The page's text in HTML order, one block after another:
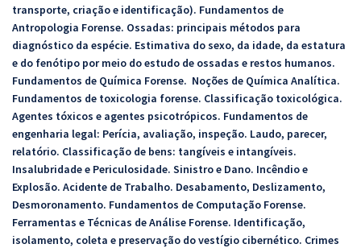
transporte, criação e identificação). Fundamentos de
Antropologia Forense. Ossadas: principais métodos para
diagnóstico da espécie. Estimativa do sexo, da idade, da estatura
e do fenótipo por meio do estudo de ossadas e restos humanos.
Fundamentos de Química Forense. Noções de Química Analítica.
Fundamentos de toxicologia forense. Classificação toxicológica.
Agentes tóxicos e agentes psicotrópicos. Fundamentos de
engenharia legal: Perícia, avaliação, inspeção. Laudo, parecer,
relatório. Classificação de bens: tangíveis e intangíveis.
Insalubridade e Periculosidade. Sinistro e Dano. Incêndio e
Explosão. Acidente de Trabalho. Desabamento, Deslizamento,
Desmoronamento. Fundamentos de Computação Forense.
Ferramentas e Técnicas de Análise Forense. Identificação,
isolamento, coleta e preservação do vestígio cibernético. Crimes